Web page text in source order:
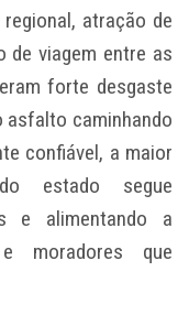
atração de
de viagem entre as
forte desgaste
asfalto caminhando
confiável, a maior
estado segue
e alimentando a
moradores que